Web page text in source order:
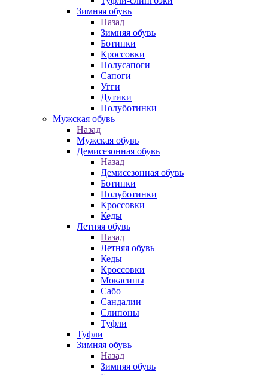
Зимняя обувь
Назад
Зимняя обувь
Ботинки
Кроссовки
Полусапоги
Сапоги
Угги
Дутики
Полуботинки
Мужская обувь
Назад
Мужская обувь
Демисезонная обувь
Назад
Демисезонная обувь
Ботинки
Полуботинки
Кроссовки
Кеды
Летняя обувь
Назад
Летняя обувь
Кеды
Кроссовки
Мокасины
Сабо
Сандалии
Слипоны
Туфли
Туфли
Зимняя обувь
Назад
Зимняя обувь